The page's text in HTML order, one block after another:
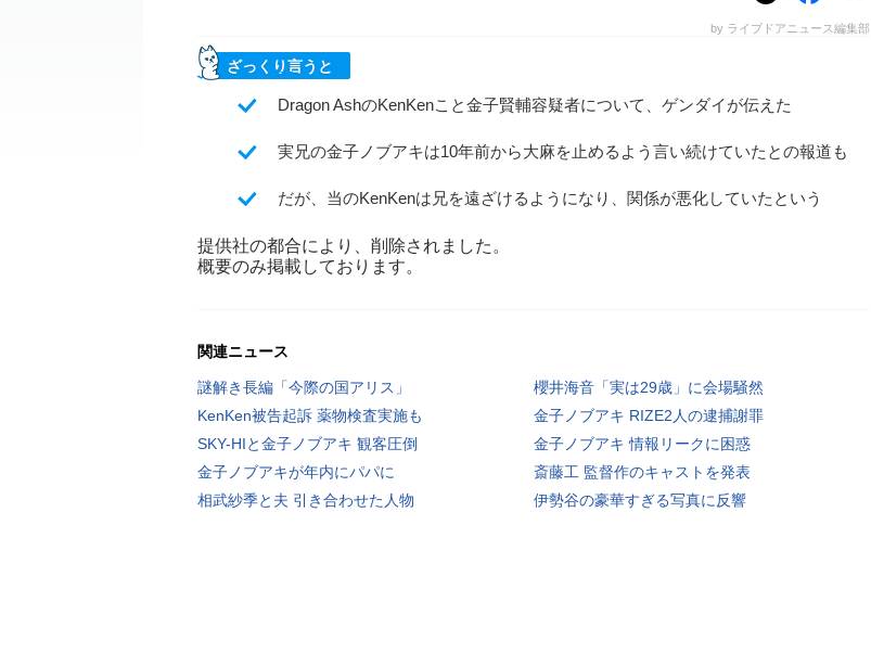
by ライブドアニュース編集部
ざっくり言うと
Dragon AshのKenKenこと金子賢輔容疑者について、ゲンダイが伝えた
実兄の金子ノブアキは10年前から大麻を止めるよう言い続けていたとの報道も
だが、当のKenKenは兄を遠ざけるようになり、関係が悪化していたという
提供社の都合により、削除されました。
概要のみ掲載しております。
関連ニュース
謎解き長編「今際の国アリス」
櫻井海音「実は29歳」に会場騒然
KenKen被告起訴 薬物検査実施も
金子ノブアキ RIZE2人の逮捕謝罪
SKY-HIと金子ノブアキ 観客圧倒
金子ノブアキ 情報リークに困惑
金子ノブアキが年内にパパに
斎藤工 監督作のキャストを発表
相武紗季と夫 引き合わせた人物
伊勢谷の豪華すぎる写真に反響